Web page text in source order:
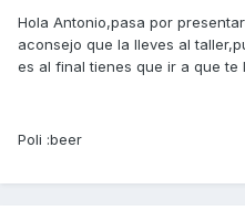
Hola Antonio,pasa por
aconsejo que la lleves al
es al final tienes que ir a que te
Poli :beer